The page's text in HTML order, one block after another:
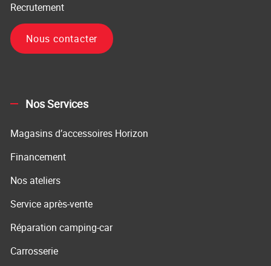
Recrutement
Nous contacter
Nos Services
Magasins d’accessoires Horizon
Financement
Nos ateliers
Service après-vente
Réparation camping-car
Carrosserie